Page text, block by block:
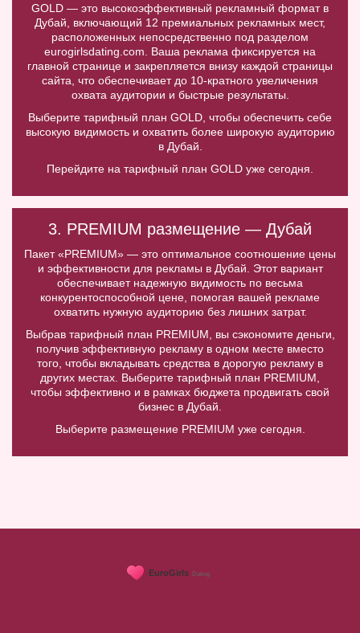
GOLD — это высокоэффективный рекламный формат в
Дубай, включающий 12 премиальных рекламных мест,
расположенных непосредственно под разделом
eurogirlsdating.com. Ваша реклама фиксируется на
главной странице и закрепляется внизу каждой страницы
сайта, что обеспечивает до 10-кратного увеличения
охвата аудитории и быстрые результаты.
Выберите тарифный план GOLD, чтобы обеспечить себе
высокую видимость и охватить более широкую аудиторию
в Дубай.
Перейдите на тарифный план GOLD уже сегодня.
3. PREMIUM размещение — Дубай
Пакет «PREMIUM» — это оптимальное соотношение цены
и эффективности для рекламы в Дубай. Этот вариант
обеспечивает надежную видимость по весьма
конкурентоспособной цене, помогая вашей рекламе
охватить нужную аудиторию без лишних затрат.
Выбрав тарифный план PREMIUM, вы сэкономите деньги,
получив эффективную рекламу в одном месте вместо
того, чтобы вкладывать средства в дорогую рекламу в
других местах. Выберите тарифный план PREMIUM,
чтобы эффективно и в рамках бюджета продвигать свой
бизнес в Дубай.
Выберите размещение PREMIUM уже сегодня.